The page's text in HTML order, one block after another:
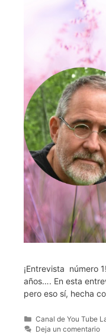
¡Entrevista número
años…. En esta
pero eso sí, hecha
Categorías
Canal de You Tube
Deja un comentario